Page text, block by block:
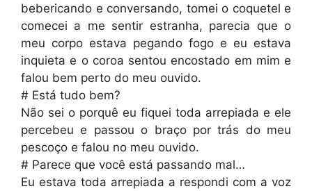
bebericando e conversando, tomei o coquetel e
comecei a me sentir estranha, parecia que o
meu corpo estava pegando fogo e eu estava
inquieta e o coroa sentou encostado em mim e
falou bem perto do meu ouvido.
# Está tudo bem?
Não sei o porquê eu fiquei toda arrepiada e ele
percebeu e passou o braço por trás do meu
pescoço e falou no meu ouvido.
# Parece que você está passando mal…
Eu estava toda arrepiada a respondi com a voz